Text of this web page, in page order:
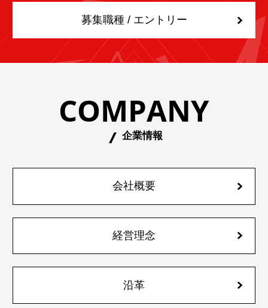
募集職種 / エントリー
COMPANY
企業情報
会社概要
経営理念
沿革